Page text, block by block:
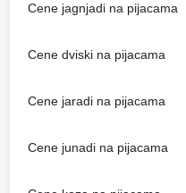
Cene jagnjadi na pijacama
Cene dviski na pijacama
Cene jaradi na pijacama
Cene junadi na pijacama